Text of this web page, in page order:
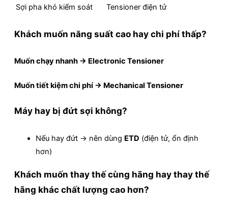
Sợi pha khó kiểm soát
Tensioner điện tử
Khách muốn năng suất cao hay chi phí thấp?
Muốn chạy nhanh → Electronic Tensioner
Muốn tiết kiệm chi phí → Mechanical Tensioner
Máy hay bị đứt sợi không?
Nếu hay đứt → nên dùng ETD (điện tử, ổn định
hơn)
Khách muốn thay thế cùng hãng hay thay thế
hãng khác chất lượng cao hơn?